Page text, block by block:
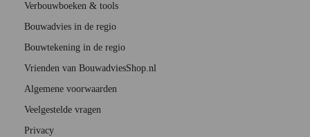
Verbouwboeken & tools
Bouwadvies in de regio
Bouwtekening in de regio
Vrienden van BouwadviesShop.nl
Algemene voorwaarden
Veelgestelde vragen
Privacy